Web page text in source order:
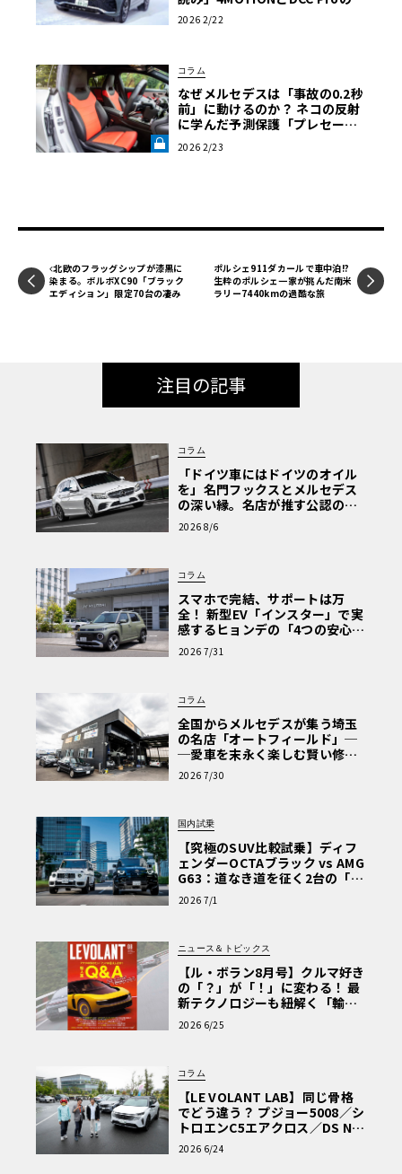
髄〈PR〉
2026 2/22
コラム
なぜメルセデスは「事故の0.2秒
前」に動けるのか？ ネコの反射
に学んだ予測保護「プレセー
原論 05】《LE VOLANT LAB》
2026 2/23
北欧のフラッグシップが漆黒に
染まる。ボルボXC90「ブラック
エディション」限定70台の凄み
ポルシェ911ダカールで車中泊!?
生粋のポルシェ一家が挑んだ南米
ラリー7440kmの過酷な旅
注目の記事
コラム
「ドイツ車にはドイツのオイル
を」名門フックスとメルセデス
の深い縁。名店が推す公認の安
心と、Cクラスで味わうシルキー
な走り〈PR〉
2026 8/6
コラム
スマホで完結、サポートは万
全！ 新型EV「インスター」で実
感するヒョンデの「4つの安心」
【第1回・ヒョンデ6つの疑問：
Why? Hyundai?】〈PR〉
2026 7/31
コラム
全国からメルセデスが集う埼玉
の名店「オートフィールド」─
─愛車を末永く楽しむ賢い修理
術と、プロがフックス製オイル
を選ぶ理由〈PR〉
2026 7/30
国内試乗
【究極のSUV比較試乗】ディフ
ェンダーOCTAブラック vs AMG
G63：道なき道を征く2台の「対
極的アプローチ」
2026 7/1
ニュース＆トピックス
【ル・ボラン8月号】クルマ好き
の「？」が「！」に変わる！ 最
新テクノロジーも紐解く「輸入
車Q&A」
2026 6/25
コラム
【LE VOLANT LAB】同じ骨格
でどう違う？ プジョー5008／シ
トロエンC5エアクロス／DS Nº4
読者一気乗りレポート
2026 6/24